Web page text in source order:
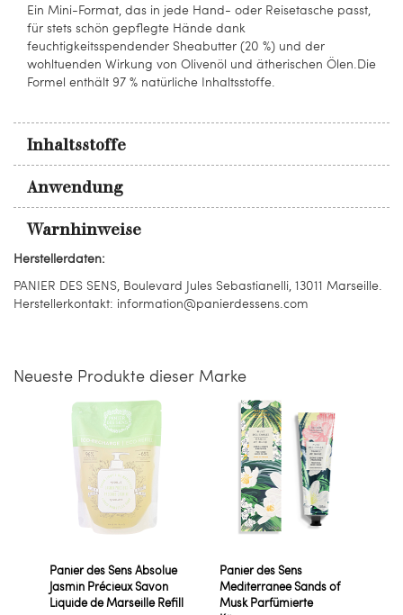
Ein Mini-Format, das in jede Hand- oder Reisetasche passt,
für stets schön gepflegte Hände dank
feuchtigkeitsspendender Sheabutter (20 %) und der
wohltuenden Wirkung von Olivenöl und ätherischen Ölen.Die
Formel enthält 97 % natürliche Inhaltsstoffe.
Inhaltsstoffe
Anwendung
Warnhinweise
Herstellerdaten:
PANIER DES SENS, Boulevard Jules Sebastianelli, 13011 Marseille.
Herstellerkontakt: information@panierdessens.com
Neueste Produkte dieser Marke
Panier des Sens Absolue
Jasmin Précieux Savon
Liquide de Marseille Refill
Panier des Sens
Mediterranee Sands of
Musk Parfümierte